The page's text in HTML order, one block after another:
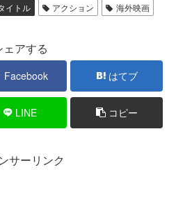
イトル アクション 海外映画
ェアする
Facebook はてブ
LINE コピー
サーリンク